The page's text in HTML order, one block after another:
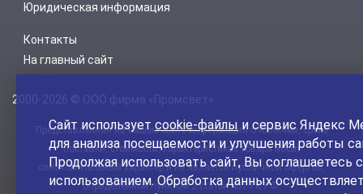
Юридическая информация
Контакты
На главный сайт
2000-2026 © ООО фирма «Промсвет»
Представленная на нашем сайте информация о наличии, сроке
поставки, стоимости, характеристиках товара носит
ознакомительный характер и не является публичной офертой,
определенной пунктом 2 статьи 437 ГК РФ.
Сайт используетcookie-файлы и сервис Яндекс
для анализа посещаемости и улучшения работы
Продолжая использовать сайт, Вы соглашаетесь
использованием. Обработка данных